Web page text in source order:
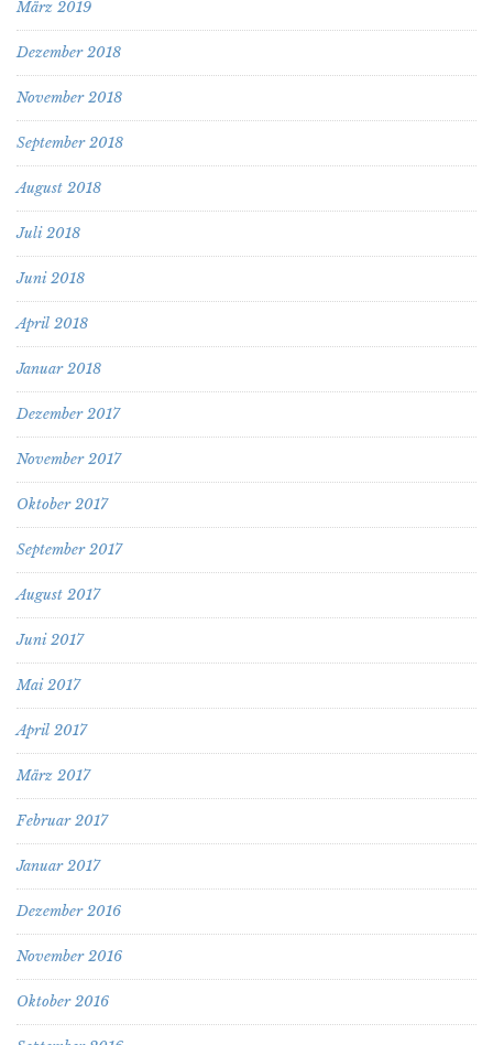
März 2019
Dezember 2018
November 2018
September 2018
August 2018
Juli 2018
Juni 2018
April 2018
Januar 2018
Dezember 2017
November 2017
Oktober 2017
September 2017
August 2017
Juni 2017
Mai 2017
April 2017
März 2017
Februar 2017
Januar 2017
Dezember 2016
November 2016
Oktober 2016